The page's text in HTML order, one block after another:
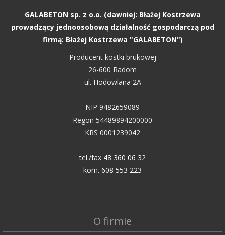
GALABETON sp. z o.o. (dawniej: Błażej Kostrzewa
prowadzący jednoosobową działalność gospodarczą pod
firmą: Błażej Kostrzewa "GALABETON")
Producent kostki brukowej
26-600 Radom
ul. Hodowlana 2A
NIP 9482659089
Regon 54489894200000
KRS 0001239042
tel./fax 48 360 06 32
kom. 608 553 223
O firmie